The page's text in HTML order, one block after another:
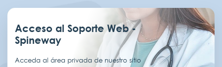
Acceso al Soporte Web -
Spineway
Acceda al área privada de nuestro sitio